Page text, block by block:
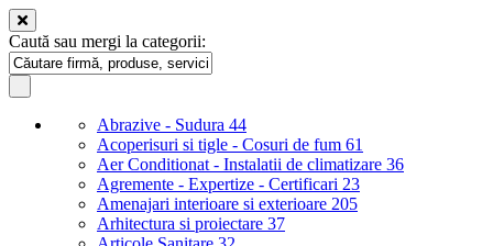
Caută sau mergi la categorii:
Abrazive - Sudura 44
Acoperisuri si tigle - Cosuri de fum 61
Aer Conditionat - Instalatii de climatizare 36
Agremente - Expertize - Certificari 23
Amenajari interioare si exterioare 205
Arhitectura si proiectare 37